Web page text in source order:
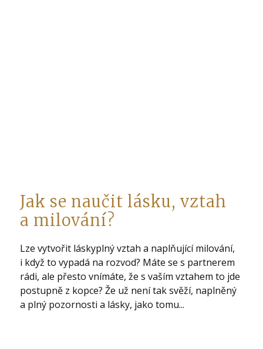
Jak se naučit lásku, vztah
a milování?
Lze vytvořit láskyplný vztah a naplňující milování,
i když to vypadá na rozvod? Máte se s partnerem
rádi, ale přesto vnímáte, že s vaším vztahem to jde
postupně z kopce? Že už není tak svěží, naplněný
a plný pozornosti a lásky, jako tomu...